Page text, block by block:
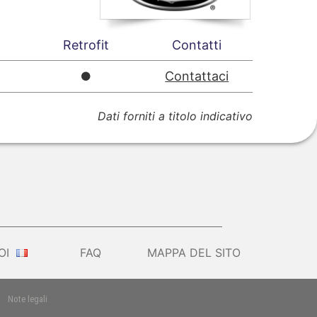
Retrofit Contatti
Contattaci
Dati forniti a titolo indicativo
FAQ MAPPA DEL SITO
Note legali